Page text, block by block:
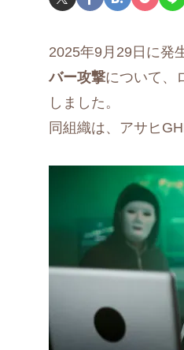
2025年9月29日に発
バー攻撃について、
しました。
同組織は、アサヒ